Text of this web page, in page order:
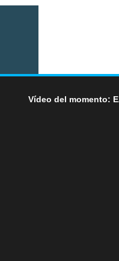
Vídeo del momento: